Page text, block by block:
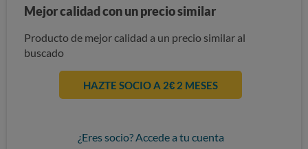
Mejor calidad con un precio similar
Producto de mejor calidad a un precio similar al
buscado
HAZTE SOCIO A 2€ 2 MESES
¿Eres socio? Accede a tu cuenta